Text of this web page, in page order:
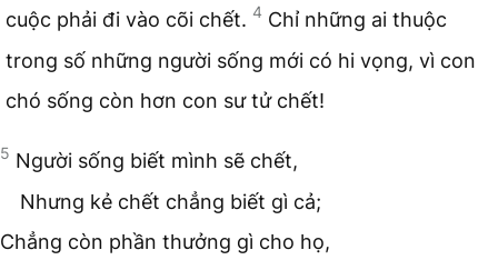
cuộc phải đi vào cõi chết. 4 Chỉ những ai thuộc
trong số những người sống mới có hi vọng, vì con
chó sống còn hơn con sư tử chết!
5 Người sống biết mình sẽ chết,
Nhưng kẻ chết chẳng biết gì cả;
Chẳng còn phần thưởng gì cho họ,